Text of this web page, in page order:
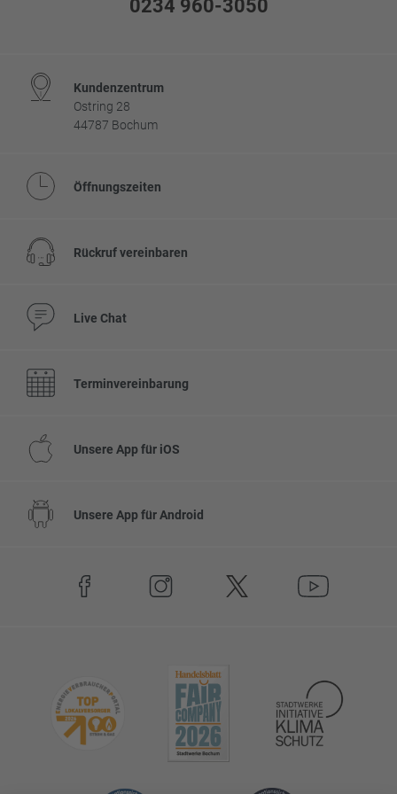
0234 960-3050
Kundenzentrum
Ostring 28
44787 Bochum
Öffnungszeiten
Rückruf vereinbaren
Live Chat
Terminvereinbarung
Unsere App für iOS
Unsere App für Android